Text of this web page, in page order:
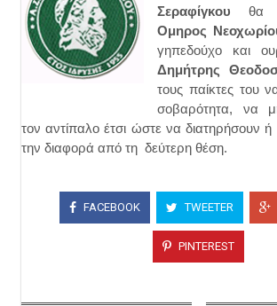
Σεραφίγκου θα
Ομηρος
γηπεδούχο και
Δημήτρης
τους παίκτες του
σοβαρότητα, να
τον αντίπαλο έτσι ώστε να διατηρήσουν
την διαφορά από τη δεύτερη θέση.
FACEBOOK TWEETER
PINTEREST